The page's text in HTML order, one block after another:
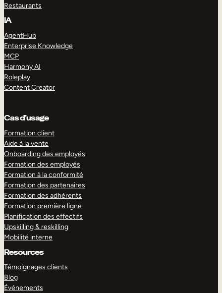
Restaurants
IA
AgentHub
Enterprise Knowledge
MCP
Harmony AI
Roleplay
Content Creator
Cas d’usage
Formation client
Aide à la vente
Onboarding des employés
Formation des employés
Formation à la conformité
Formation des partenaires
Formation des adhérents
Formation première ligne
Planification des effectifs
Upskilling & reskilling
Mobilité interne
Resources
Témoignages clients
Blog
Événements